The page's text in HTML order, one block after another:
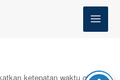
ketepatan waktu giat